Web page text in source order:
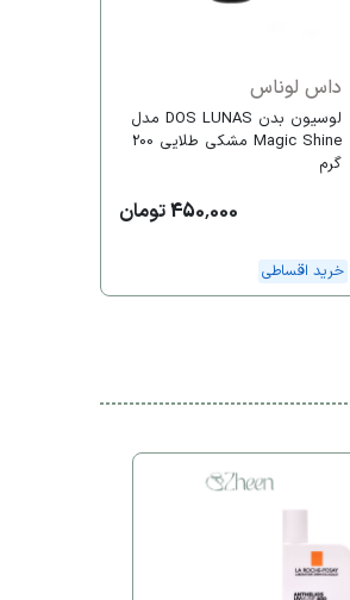
داس لوناس
لوسیون بدن DOS LUNAS مدل
Magic Shine مشکی طلایی 200
گرم
450,000 تومان
خرید اقساطی